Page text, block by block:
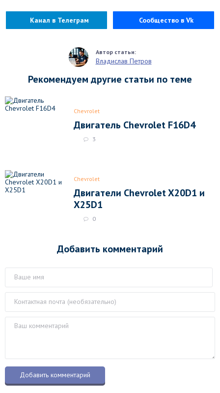
Канал в Телеграм Сообщество в Vk
Владислав Петров
Рекомендуем другие статьи по теме
Chevrolet
Двигатель Chevrolet F16D4
3
Chevrolet
Двигатели Chevrolet X20D1 и
X25D1
0
Добавить комментарий